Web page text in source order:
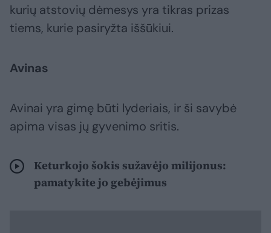
kurių atstovių dėmesys yra tikras prizas
tiems, kurie pasiryžta iššūkiui.
Avinas
Avinai yra gimę būti lyderiais, ir ši savybė
apima visas jų gyvenimo sritis.
Keturkojo šokis sužavėjo milijonus:
pamatykite jo gebėjimus